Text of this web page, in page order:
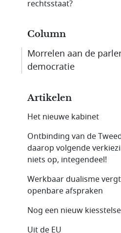
rechtsstaat?
Column
Morrelen aan de
democratie
Artikelen
Het nieuwe kabinet
Ontbinding van de
daarop volgende
niets op, integendeel!
Werkbaar dualisme
openbare afspraken
Nog een nieuw
Uit de EU